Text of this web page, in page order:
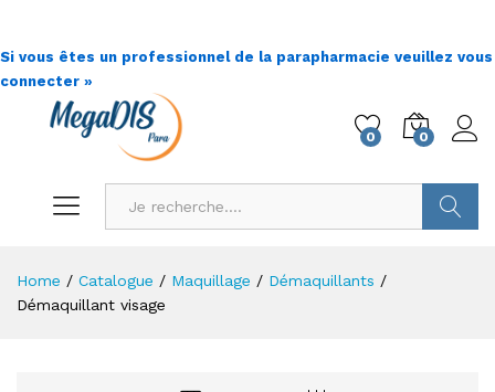
Si vous êtes un professionnel de la parapharmacie veuillez vous
connecter »
0 0
Home / Catalogue / Maquillage / Démaquillants /
Démaquillant visage